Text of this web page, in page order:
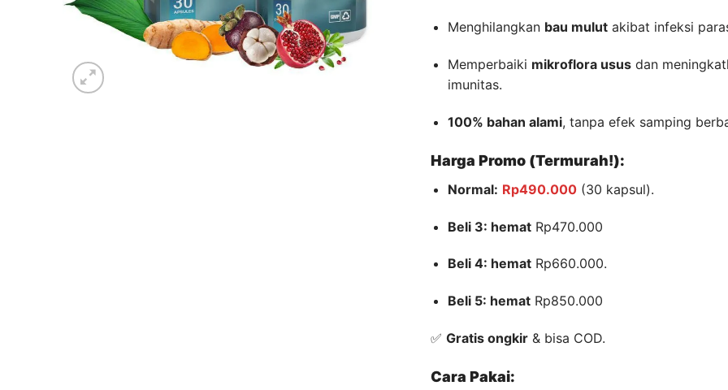
Menghilangkan bau mulut akibat infeksi
Memperbaiki mikroflora usus dan
imunitas.
100% bahan alami, tanpa efek samping
Harga Promo (Termurah!):
Normal: Rp490.000 (30 kapsul).
Beli 3: hemat Rp470.000
Beli 4: hemat Rp660.000.
Beli 5: hemat Rp850.000
✅Gratis ongkir & bisa COD.
Cara Pakai: